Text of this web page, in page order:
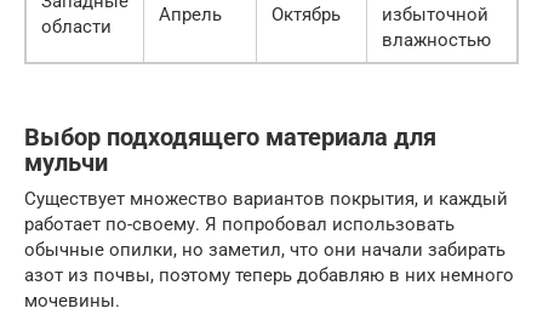
области
Апрель Октябрь
избыточной
влажностью
Выбор подходящего материала для
мульчи
Существует множество вариантов покрытия, и каждый
работает по-своему. Я попробовал использовать
обычные опилки, но заметил, что они начали забирать
азот из почвы, поэтому теперь добавляю в них немного
мочевины.